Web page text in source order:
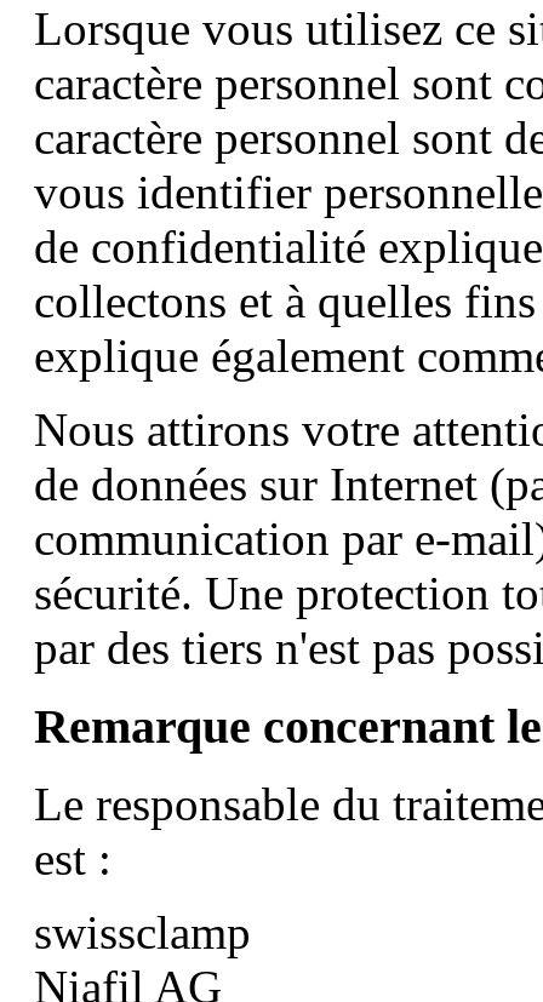
Lorsque vous utilisez ce
caractère personnel sont
caractère personnel sont
vous identifier
de confidentialité
collectons et à quelles
explique également
Nous attirons votre
de données sur Internet
communication par e-
sécurité. Une protection
par des tiers n'est pas
Remarque concernant
Le responsable du
est :
swissclamp
Niafil AG